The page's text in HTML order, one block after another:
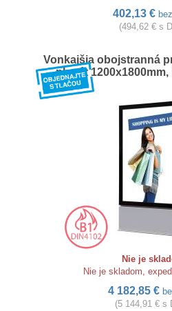
402,13 €
(494,62 € s
Vonkajšia obojstranná
plagát
Nie je
Nie je skladom,
4 182,85 €
(5 144,91 € s